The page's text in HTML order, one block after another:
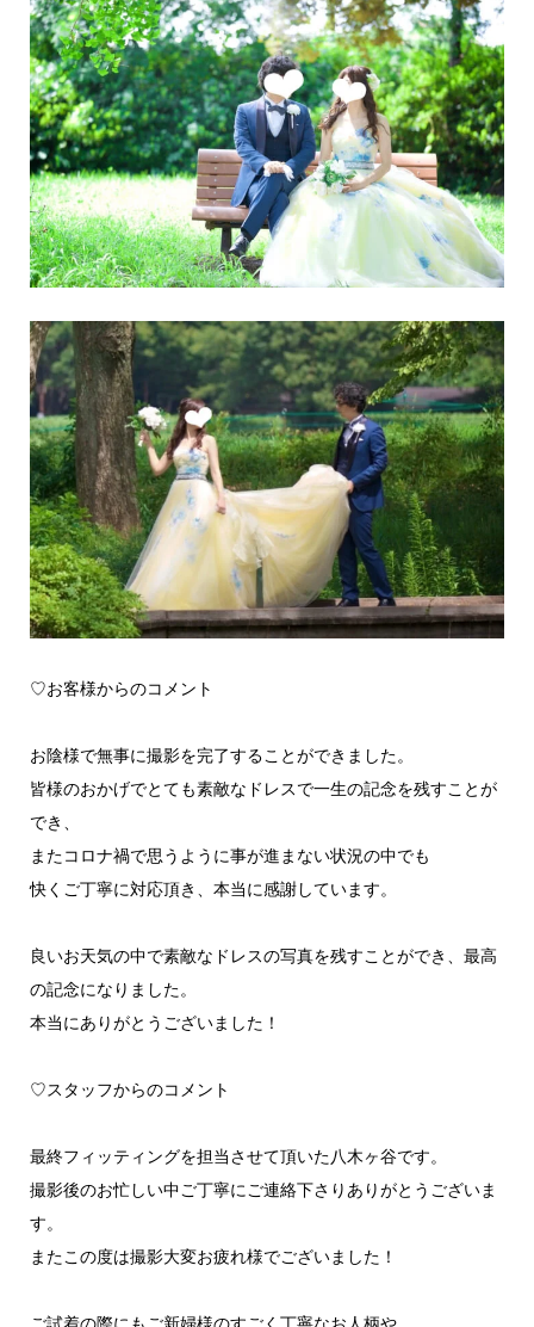
♡お客様からのコメント
お陰様で無事に撮影を完了することができました。
皆様のおかげでとても素敵なドレスで一生の記念を残すことが
でき、
またコロナ禍で思うように事が進まない状況の中でも
快くご丁寧に対応頂き、本当に感謝しています。
良いお天気の中で素敵なドレスの写真を残すことができ、最高
の記念になりました。
本当にありがとうございました！
♡スタッフからのコメント
最終フィッティングを担当させて頂いた八木ヶ谷です。
撮影後のお忙しい中ご丁寧にご連絡下さりありがとうございま
す。
またこの度は撮影大変お疲れ様でございました！
ご試着の際にもご新婦様のすごく丁寧なお人柄や